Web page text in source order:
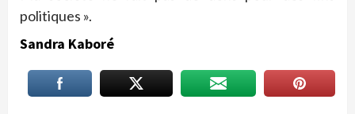
politiques ».
Sandra Kaboré